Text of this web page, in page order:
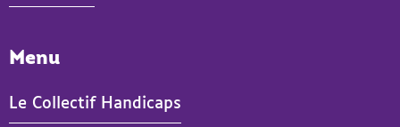
Menu
Le Collectif Handicaps